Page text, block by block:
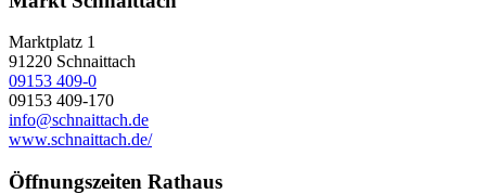
Marktplatz 1
91220 Schnaittach
09153 409-0
09153 409-170
info@schnaittach.de
www.schnaittach.de/
Öffnungszeiten Rathaus